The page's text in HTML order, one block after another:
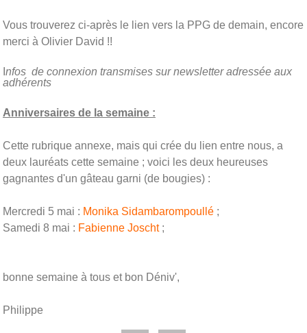
Vous trouverez ci-après le lien vers la PPG de demain, encore
merci à Olivier David !!
nfos de connexion transmises sur newsletter adressée aux
adhérents
Anniversaires de la semaine :
Cette rubrique annexe, mais qui crée du lien entre nous, a
deux lauréats cette semaine ; voici les deux heureuses
gagnantes d'un gâteau garni (de bougies) :
Mercredi 5 mai : Monika Sidambarompoullé ;
Samedi 8 mai : Fabienne Joscht;
bonne semaine à tous et bon Déniv',
Philippe